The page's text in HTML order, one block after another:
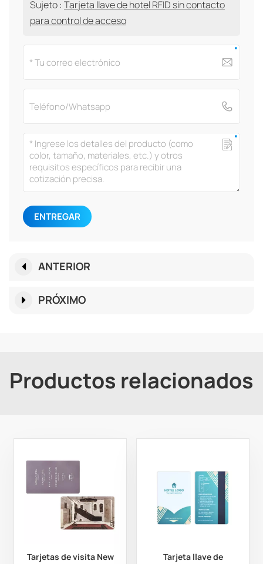
Sujeto : Tarjeta llave de hotel RFID sin contacto
para control de acceso
ENTREGAR
ANTERIOR
PRÓXIMO
Productos relacionados
Tarjetas de visita New
Tarjeta llave de